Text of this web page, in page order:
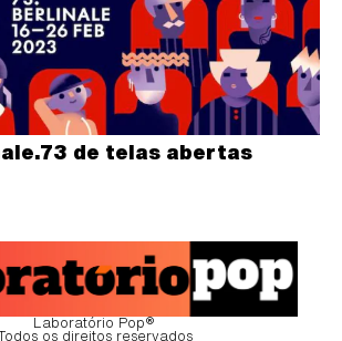
de telas abertas
Laboratório Pop®
os direitos reservados